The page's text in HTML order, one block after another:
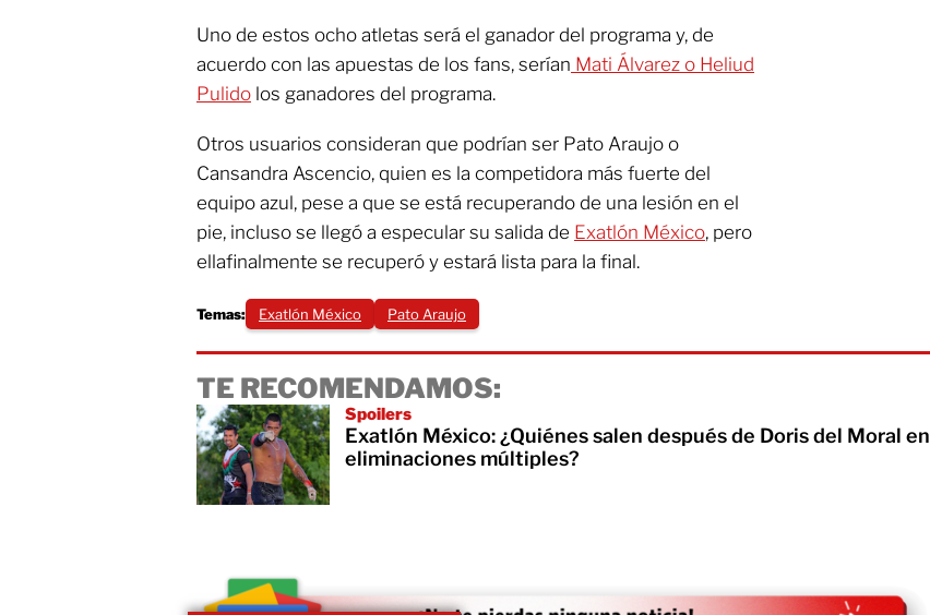
Uno de estos ocho atletas será el ganador del programa y, de
acuerdo con las apuestas de los fans, serían Mati Álvarez o Heliud
Pulido los ganadores del programa.
Otros usuarios consideran que podrían ser Pato Araujo o
Cansandra Ascencio, quien es la competidora más fuerte del
equipo azul, pese a que se está recuperando de una lesión en el
pie, incluso se llegó a especular su salida de Exatlón México, pero
ellafinalmente se recuperó y estará lista para la final.
Temas: Exatlón México Pato Araujo
TE RECOMENDAMOS:
Spoilers
Exatlón México: ¿Quiénes salen después de Doris del Moral en
eliminaciones múltiples?